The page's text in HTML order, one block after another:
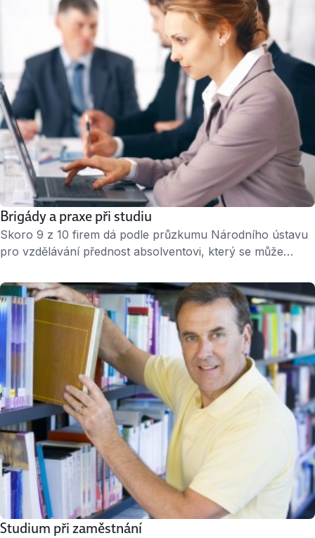
například na cestovném, ubytování v hotelech, festivalech
a kulturních akcích, knihkupectvích, lékárnách, taxi,
restauracích… …
Brigády a praxe při studiu
Skoro 9 z 10 firem dá podle průzkumu Národního ústavu
pro vzdělávání přednost absolventovi, který se může
Výhodou jsou ale v podstatě jakékoliv pracovní
zkušenosti, z brigád nebo stáží. Brigády Přivýdělek na letní
prázdniny začněte shánět nejpozději v květnu, ideálně už
v březnu nebo dubnu. Nabídka dobrých brigád je totiž
brzy přebraná. Hledat brigádu …
Studium při zaměstnání